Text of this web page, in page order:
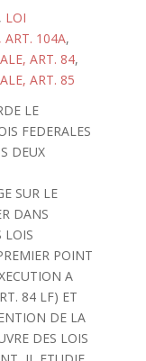
, LOI
ART. 104A,
ART. 84,
ART. 85
LE
FEDERALES
DEUX
SUR LE
DANS
LOIS
POINT
A
84 LF) ET
DE LA
DES LOIS